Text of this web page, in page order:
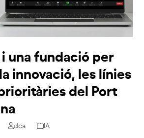
i una fundació per
innovació, les línies
del Port
dca IA